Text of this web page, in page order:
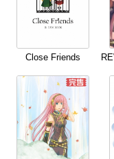
Close Friends